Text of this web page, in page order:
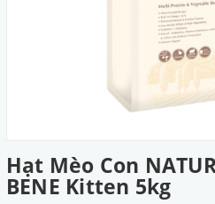
Hạt Mèo Con
BENE Kitten 5kg